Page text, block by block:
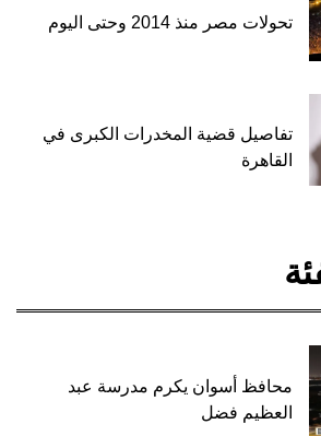
تحولات مصر منذ 2014 وحتى اليوم
تفاصيل قضية المخدرات الكبرى في
القاهرة
محافظ أسوان يكرم مدرسة عبد
العظيم فضل